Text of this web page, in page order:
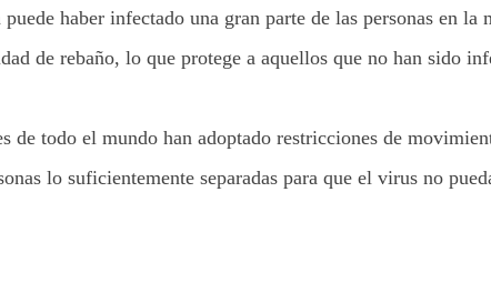
haber infectado una gran parte de las personas en la
de rebaño, lo que protege a aquellos que no han sido
todo el mundo han adoptado restricciones de
lo suficientemente separadas para que el virus no